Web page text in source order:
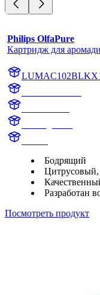
Philips OlfaPure
Картридж для
Бодрящий
Разработан
Посмотреть продукт